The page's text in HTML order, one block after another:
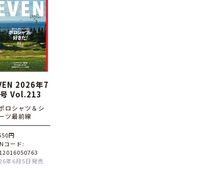
2026年7
Vol.213
ロシャツ＆シ
ツ最前線
円
コード:
年6月5日発売